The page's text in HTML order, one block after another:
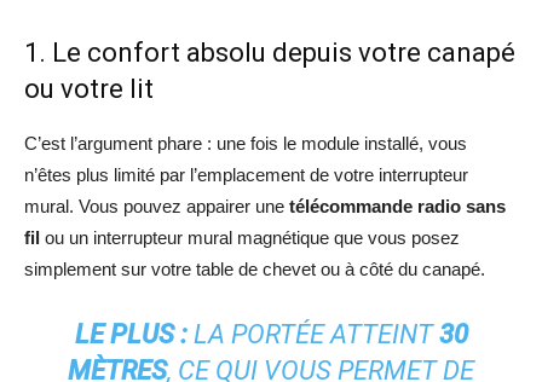
1. Le confort absolu depuis votre canapé
ou votre lit
C’est l’argument phare : une fois le module installé, vous
n’êtes plus limité par l’emplacement de votre interrupteur
mural. Vous pouvez appairer une télécommande radio sans
fil ou un interrupteur mural magnétique que vous posez
simplement sur votre table de chevet ou à côté du canapé.
LE PLUS :LA PORTÉE ATTEINT30
MÈTRES, CE QUI VOUS PERMET DE